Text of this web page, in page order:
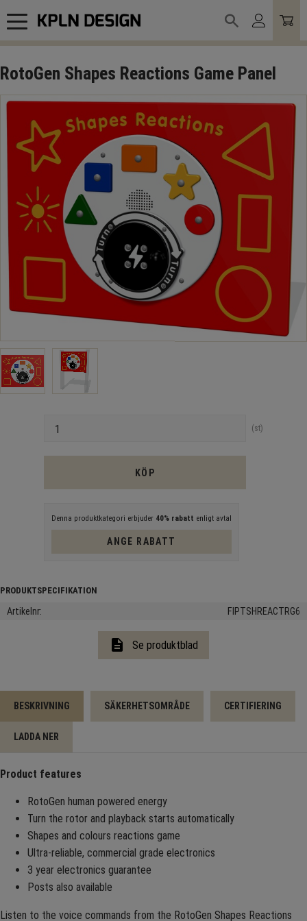
Meny
RotoGen Shapes Reactions Game Panel
st
KÖP
Denna produktkategori erbjuder 40% rabatt enligt avtal
ANGE RABATT
Artikelnr FIPTSHREACTRG6
description Se produktblad
BESKRIVNING SÄKERHETSOMRÅDE CERTIFIERING
LADDA NER
Product features
RotoGen human powered energy
Turn the rotor and playback starts automatically
Shapes and colours reactions game
Ultra-reliable, commercial grade electronics
3 year electronics guarantee
Posts also available
Listen to the voice commands from the RotoGen Shapes Reactions